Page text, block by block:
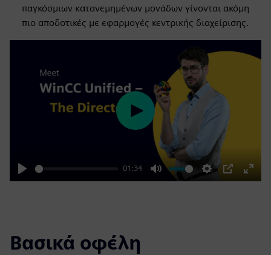
παγκόσμιων κατανεμημένων μονάδων γίνονται ακόμη
πιο αποδοτικές με εφαρμογές κεντρικής διαχείρισης.
Play
01:34
Mute Settings
PIP
Enter
Play
Βασικά οφέλη